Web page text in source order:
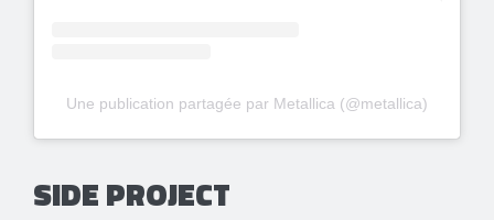
Une publication partagée par Metallica (@metallica)
SIDE PROJECT